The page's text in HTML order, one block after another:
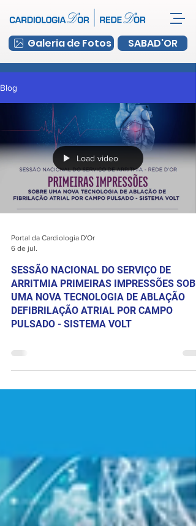
Galeria de Fotos SABAD'OR
Blog
Load video
Portal da Cardiologia D'Or
6 de jul.
SESSÃO NACIONAL DO SERVIÇO DE
ARRITMIA PRIMEIRAS IMPRESSÕES
UMA NOVA TECNOLOGIA DE ABLAÇÃO
DEFIBRILAÇÃO ATRIAL POR CAMPO
PULSADO - SISTEMA VOLT